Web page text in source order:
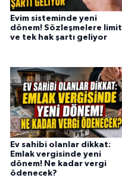
Evim sisteminde yeni
dönem! Sözleşmelere limit
ve tek hak şartı geliyor
Ev sahibi olanlar dikkat:
Emlak vergisinde yeni
dönem! Ne kadar vergi
ödenecek?